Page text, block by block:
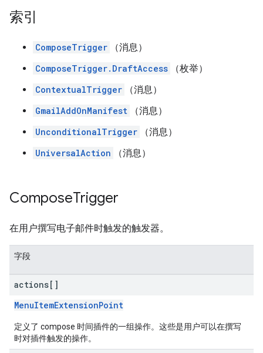
索引
ComposeTrigger
（消息）
ComposeTrigger.DraftAccess
（枚举）
ContextualTrigger
（消息）
GmailAddOnManifest
（消息）
UnconditionalTrigger
（消息）
UniversalAction
（消息）
ComposeTrigger
在用户撰写电子邮件时触发的触发器。
字段
actions[]
MenuItemExtensionPoint
定义了 compose 时间插件的一组操作。这些是用户可以在撰写
时对插件触发的操作。